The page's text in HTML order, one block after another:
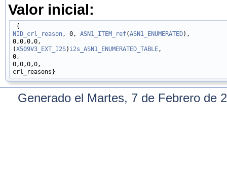
Valor inicial:
NID_crl_reason , 0, ASN1_ITEM_ref(ASN1_ENUMERATED),
0,0,0,0,
(X509V3_EXT_I2S) i2s_ASN1_ENUMERATED_TABLE ,
0,
0,0,0,0,
Generado el Martes, 7 de Febrero de